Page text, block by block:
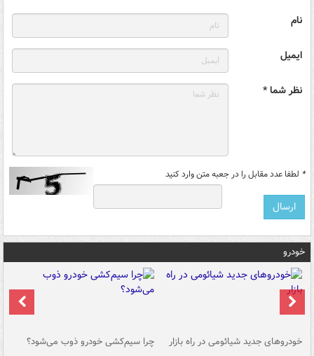
نام
ایمیل
نظر شما *
* لطفا عدد مقابل را در جعبه متن وارد کنید
خودرو
خودروهای جدید شیائومی در راه بازار چرا سیم‌کشی خودرو ذوب می‌شود؟